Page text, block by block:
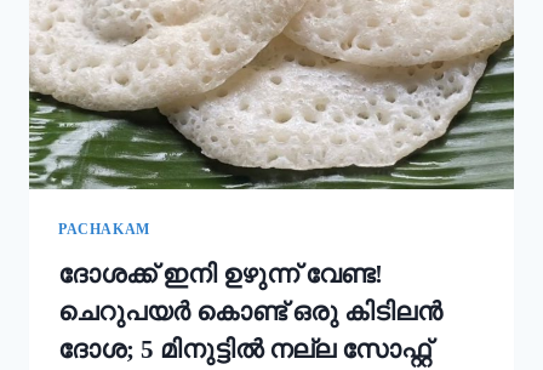
രുചിയാണേ!
|
EASY
RAVA
UPMA
RECIPE
PACHAKAM
ദോശക്ക് ഇനി ഉഴുന്ന് വേണ്ട!
ചെറുപയർ കൊണ്ട് ഒരു കിടിലൻ
ദോശ; 5 മിനുട്ടിൽ നല്ല സോഫ്റ്റ്